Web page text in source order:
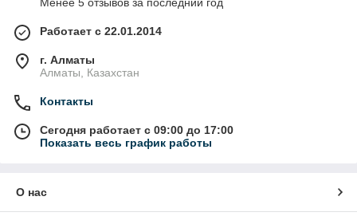
Работает с 22.01.2014
г. Алматы
Алматы, Казахстан
Контакты
Сегодня работает с 09:00 до 17:00
Показать весь график работы
О нас